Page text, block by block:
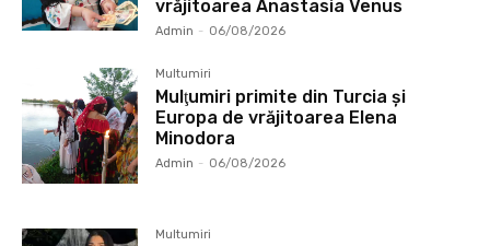
vrăjitoarea Anastasia Venus
Admin - 06/08/2026
Multumiri
Mulţumiri primite din Turcia și
Europa de vrăjitoarea Elena
Minodora
Admin - 06/08/2026
Multumiri